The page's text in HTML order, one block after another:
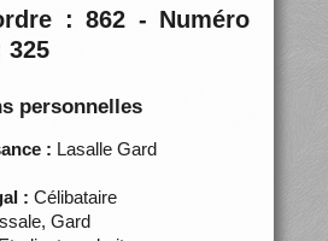
: 862 - Numéro
325
personnelles
: Lasalle Gard
: Célibataire
Gard